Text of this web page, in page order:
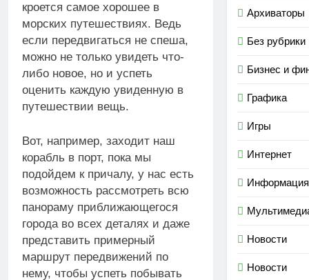
кроется самое хорошее в
морских путешествиях. Ведь
если передвигаться не спеша,
можно не только увидеть что-
либо новое, но и успеть
оценить каждую увиденную в
путешествии вещь.
Вот, например, заходит наш
корабль в порт, пока мы
подойдем к причалу, у нас есть
возможность рассмотреть всю
панораму приближающегося
города во всех деталях и даже
представить примерный
маршрут передвижений по
нему, чтобы успеть побывать
Архиваторы
Без рубрики
Бизнес и
Графика
Игры
Интернет
Информация
Новости
Новости